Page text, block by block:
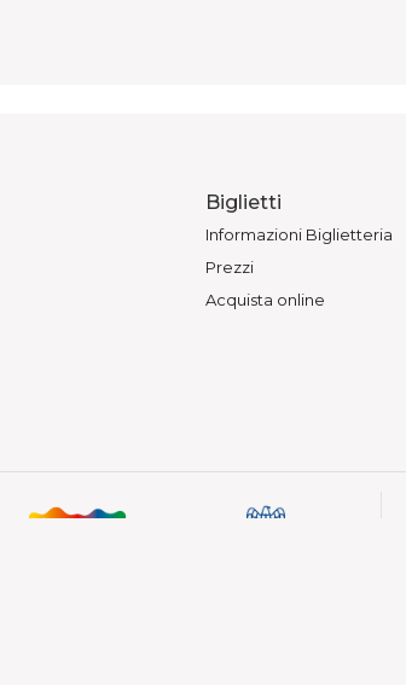
Biglietti
Informazioni Biglietteria
Prezzi
Acquista online